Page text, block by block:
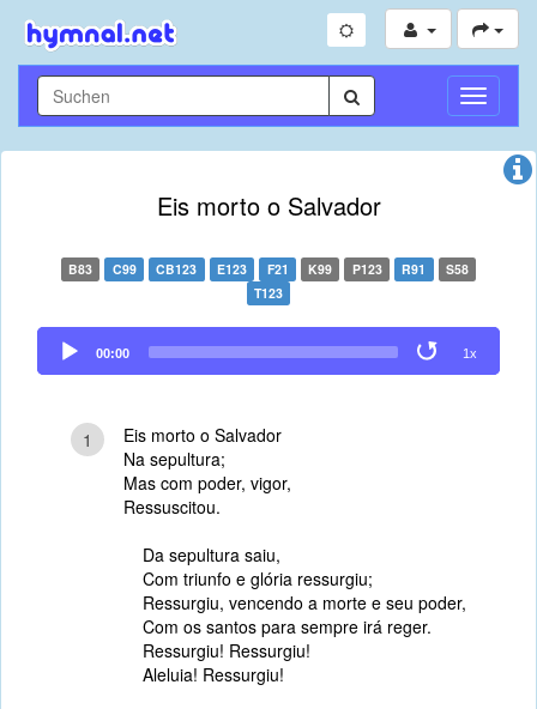
Eis morto o Salvador
B83 C99 CB123 E123 F21 K99 P123 R91
S58
T123
Audio
Player
00:00 1x
1
Eis morto o Salvador
Na sepultura;
Mas com poder, vigor,
Ressuscitou.
Da sepultura saiu,
Com triunfo e glória ressurgiu;
Ressurgiu, vencendo a morte e seu poder,
Com os santos para sempre irá reger.
Ressurgiu! Ressurgiu!
Aleluia! Ressurgiu!